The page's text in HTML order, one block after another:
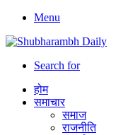
Menu
Search for
होम
समाचार
समाज
राजनीति